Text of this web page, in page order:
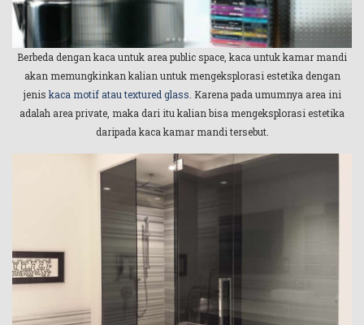
Berbeda dengan kaca untuk area public space, kaca untuk kamar mandi
akan memungkinkan kalian untuk mengeksplorasi estetika dengan
jenis kaca motif atau textured glass. Karena pada umumnya area ini
adalah area private, maka dari itu kalian bisa mengeksplorasi estetika
daripada kaca kamar mandi tersebut.